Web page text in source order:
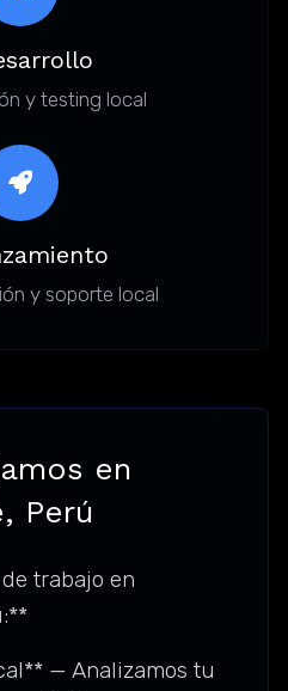
y testing local
y soporte local
en
Perú
trabajo en
— Analizamos tu